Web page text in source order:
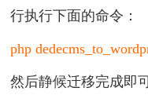
行执行下面的命令：
php
然后静候迁移完成即可